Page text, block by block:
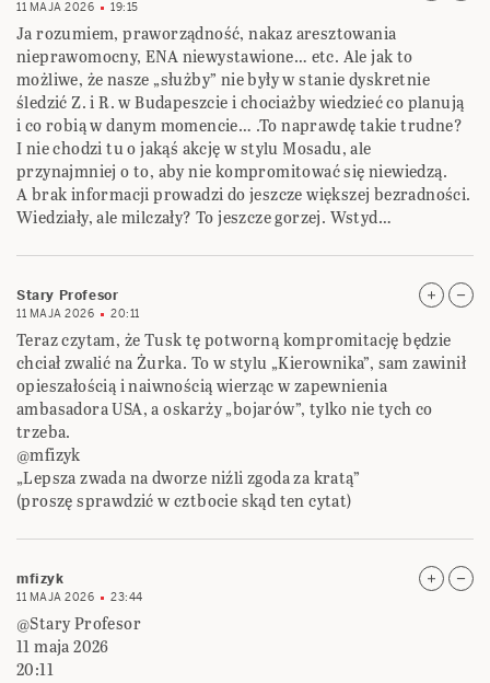
11 MAJA 2026 19:15
Ja rozumiem, praworządność, nakaz aresztowania
nieprawomocny, ENA niewystawione… etc. Ale jak to
możliwe, że nasze „służby” nie były w stanie dyskretnie
śledzić Z. i R. w Budapeszcie i chociażby wiedzieć co planują
i co robią w danym momencie… .To naprawdę takie trudne?
I nie chodzi tu o jakąś akcję w stylu Mosadu, ale
przynajmniej o to, aby nie kompromitować się niewiedzą.
A brak informacji prowadzi do jeszcze większej bezradności.
Wiedziały, ale milczały? To jeszcze gorzej. Wstyd…
Stary Profesor
11 MAJA 2026 20:11
Teraz czytam, że Tusk tę potworną kompromitację będzie
chciał zwalić na Żurka. To w stylu „Kierownika”, sam zawinił
opieszałością i naiwnością wierząc w zapewnienia
ambasadora USA, a oskarży „bojarów”, tylko nie tych co
trzeba.
@mfizyk
„Lepsza zwada na dworze niźli zgoda za kratą”
(proszę sprawdzić w cztbocie skąd ten cytat)
mfizyk
11 MAJA 2026 23:44
@Stary Profesor
11 maja 2026
20:11